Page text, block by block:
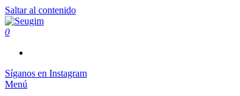
Saltar al contenido
0
Síganos en Instagram
Menú